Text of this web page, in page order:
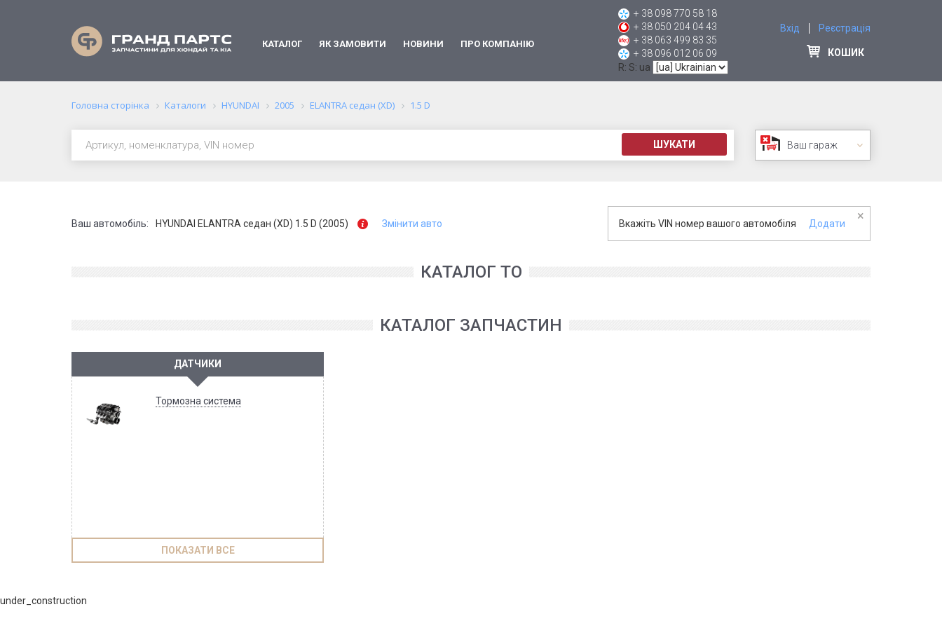
КАТАЛОГ ЯК ЗАМОВИТИ НОВИНИ ПРО КОМПАНІЮ
+ 38 098 770 58 18
+ 38 050 204 04 43
+ 38 063 499 83 35
+ 38 096 012 06 09
R: S: ua
Вхід Реєстрація
КОШИК
Головна сторінка Каталоги HYUNDAI 2005 ELANTRA седан (XD) 1.5 D
ШУКАТИ Ваш гараж
Ваш автомобіль: HYUNDAI ELANTRA седан (XD) 1.5 D (2005) Змінити авто Вкажіть VIN номер вашого автомобіля Додати
×
КАТАЛОГ ТО
КАТАЛОГ ЗАПЧАСТИН
ДАТЧИКИ
Тормозна система
ПОКАЗАТИ ВСЕ
under_construction